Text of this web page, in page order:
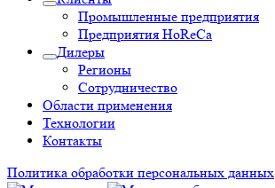
Промышленные предприятия
Предприятия HoReCa
Дилеры
Регионы
Сотрудничество
Области применения
Технологии
Контакты
Политика обработки персональных данных